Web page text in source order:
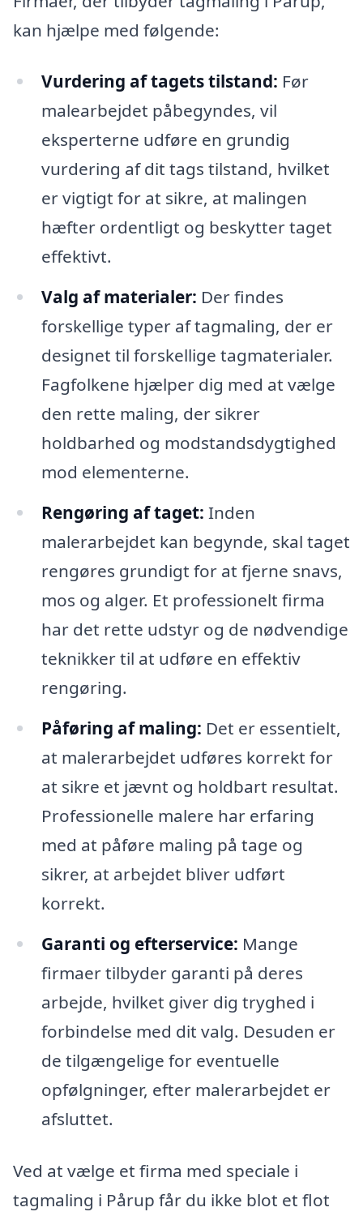
kan hjælpe med følgende:
Vurdering af tagets tilstand: Før
malearbejdet påbegyndes, vil
eksperterne udføre en grundig
vurdering af dit tags tilstand, hvilket
er vigtigt for at sikre, at malingen
hæfter ordentligt og beskytter taget
effektivt.
Valg af materialer: Der findes
forskellige typer af tagmaling, der er
designet til forskellige tagmaterialer.
Fagfolkene hjælper dig med at vælge
den rette maling, der sikrer
holdbarhed og modstandsdygtighed
mod elementerne.
Rengøring af taget: Inden
malerarbejdet kan begynde, skal taget
rengøres grundigt for at fjerne snavs,
mos og alger. Et professionelt firma
har det rette udstyr og de nødvendige
teknikker til at udføre en effektiv
rengøring.
Påføring af maling: Det er essentielt,
at malerarbejdet udføres korrekt for
at sikre et jævnt og holdbart resultat.
Professionelle malere har erfaring
med at påføre maling på tage og
sikrer, at arbejdet bliver udført
korrekt.
Garanti og efterservice: Mange
firmaer tilbyder garanti på deres
arbejde, hvilket giver dig tryghed i
forbindelse med dit valg. Desuden er
de tilgængelige for eventuelle
opfølgninger, efter malerarbejdet er
afsluttet.
Ved at vælge et firma med speciale i
tagmaling i Pårup får du ikke blot et flot